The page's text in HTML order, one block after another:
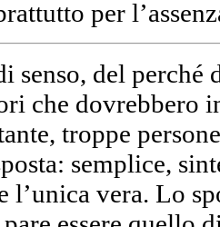
per
senso, del perché
che dovrebbero
troppe
semplice,
l’unica vera. Lo